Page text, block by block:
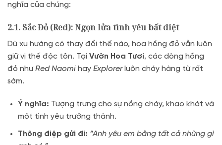
nghĩa của chúng:
2.1. Sắc Đỏ (Red): Ngọn lửa tình yêu bất diệt
Dù xu hướng có thay đổi thế nào, hoa hồng đỏ vẫn luôn
giữ vị thế độc tôn. Tại Vườn Hoa Tươi, các dòng hồng
đỏ nhưRed Naomi hay Explorerluôn cháy hàng từ rất
sớm.
Ý nghĩa: Tượng trưng cho sự nồng cháy, khao khát và
một tình yêu trưởng thành.
Thông điệp gửi đi: “Anh yêu em bằng tất cả những gì